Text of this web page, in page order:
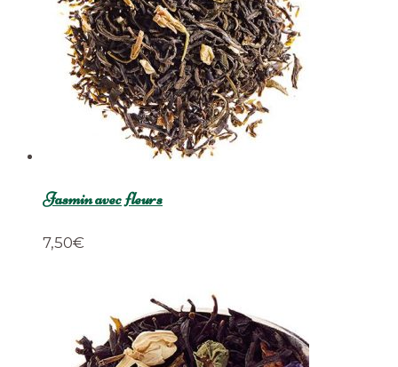
Jasmin avec fleurs
7,50€